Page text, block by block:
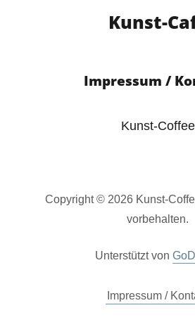
Kunst-
Impressum /
Kunst-Coffee
Copyright © 2026 Kunst-
vorbehalten.
Unterstützt von
Impressum /